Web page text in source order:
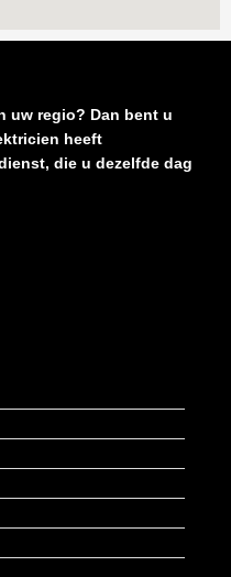
uw regio? Dan bent u
heeft
die u dezelfde dag